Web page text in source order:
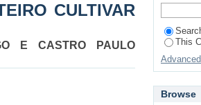
CULTIVAR
E CASTRO PAULO
This
Browse